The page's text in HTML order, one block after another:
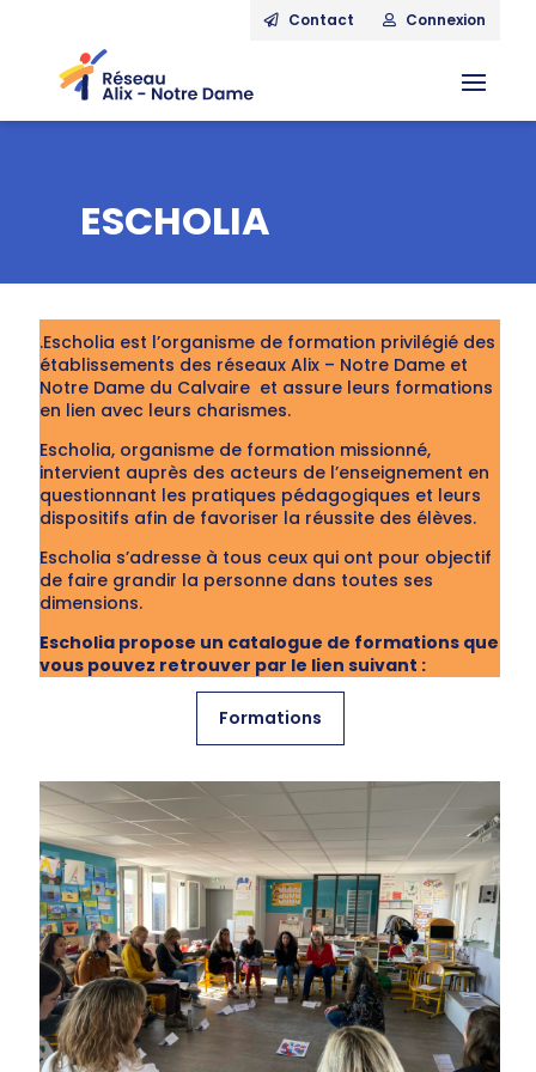
Contact Connexion
ESCHOLIA
.Escholia est l’organisme de formation privilégié des
établissements des réseaux Alix – Notre Dame et
Notre Dame du Calvaire et assure leurs formations
en lien avec leurs charismes.
Escholia, organisme de formation missionné,
intervient auprès des acteurs de l’enseignement en
questionnant les pratiques pédagogiques et leurs
dispositifs afin de favoriser la réussite des élèves.
Escholia s’adresse à tous ceux qui ont pour objectif
de faire grandir la personne dans toutes ses
dimensions.
Escholia propose un catalogue de formations que
vous pouvez retrouver par le lien suivant :
Formations